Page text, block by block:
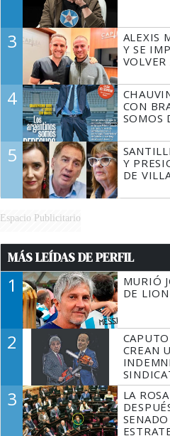
3
ALEXIS
Y SE
4
CON
SOMOS
5
Y
DE
Espacio Publicitario
MÁS LEÍDAS DE PERFIL
1
MURIÓ
DE
2
CREAN
3
LA